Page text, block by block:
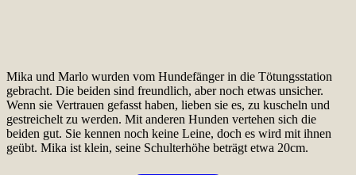
Mika und Marlo wurden vom Hundefänger in die Tötungsstation
gebracht. Die beiden sind freundlich, aber noch etwas unsicher.
Wenn sie Vertrauen gefasst haben, lieben sie es, zu kuscheln und
gestreichelt zu werden. Mit anderen Hunden vertehen sich die
beiden gut. Sie kennen noch keine Leine, doch es wird mit ihnen
geübt. Mika ist klein, seine Schulterhöhe beträgt etwa 20cm.